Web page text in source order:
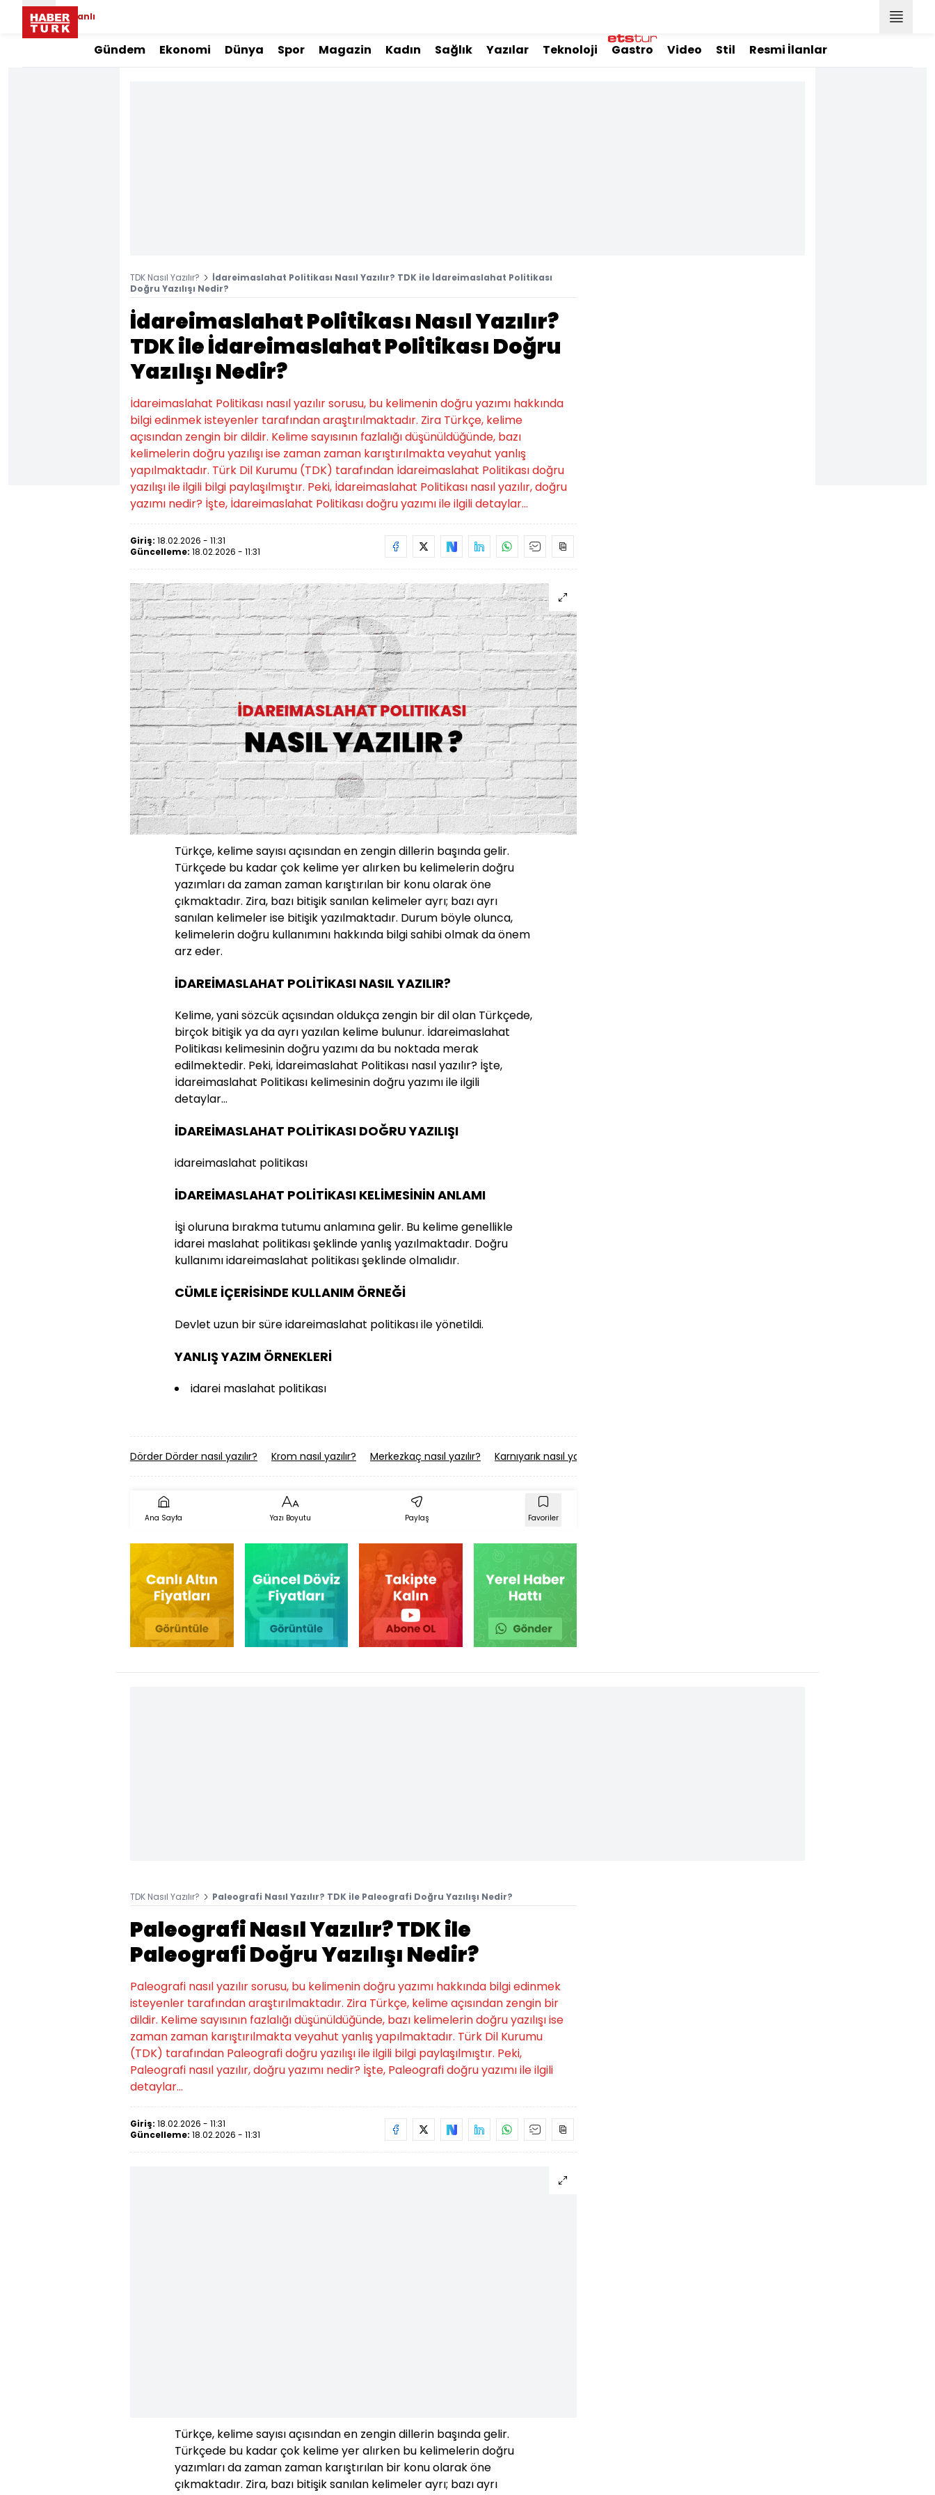
Canlı
Gündem Ekonomi Dünya Spor Magazin Kadın Sağlık Yazılar Teknoloji Gastro Video Stil Resmi İlanlar
TDK Nasıl Yazılır?
İdareimaslahat Politikası Nasıl Yazılır? TDK ile İdareimaslahat Politikası
Doğru Yazılışı Nedir?
İdareimaslahat Politikası Nasıl Yazılır?
TDK ile İdareimaslahat Politikası Doğru
Yazılışı Nedir?
İdareimaslahat Politikası nasıl yazılır sorusu, bu kelimenin doğru yazımı hakkında
bilgi edinmek isteyenler tarafından araştırılmaktadır. Zira Türkçe, kelime
açısından zengin bir dildir. Kelime sayısının fazlalığı düşünüldüğünde, bazı
kelimelerin doğru yazılışı ise zaman zaman karıştırılmakta veyahut yanlış
yapılmaktadır. Türk Dil Kurumu (TDK) tarafından İdareimaslahat Politikası doğru
yazılışı ile ilgili bilgi paylaşılmıştır. Peki, İdareimaslahat Politikası nasıl yazılır, doğru
yazımı nedir? İşte, İdareimaslahat Politikası doğru yazımı ile ilgili detaylar...
Giriş: 18.02.2026 - 11:31
Güncelleme: 18.02.2026 - 11:31
Türkçe, kelime sayısı açısından en zengin dillerin başında gelir.
Türkçede bu kadar çok kelime yer alırken bu kelimelerin doğru
yazımları da zaman zaman karıştırılan bir konu olarak öne
çıkmaktadır. Zira, bazı bitişik sanılan kelimeler ayrı; bazı ayrı
sanılan kelimeler ise bitişik yazılmaktadır. Durum böyle olunca,
kelimelerin doğru kullanımını hakkında bilgi sahibi olmak da önem
arz eder.
İDAREİMASLAHAT POLİTİKASI NASIL YAZILIR?
Kelime, yani sözcük açısından oldukça zengin bir dil olan Türkçede,
birçok bitişik ya da ayrı yazılan kelime bulunur. İdareimaslahat
Politikası kelimesinin doğru yazımı da bu noktada merak
edilmektedir. Peki, İdareimaslahat Politikası nasıl yazılır? İşte,
İdareimaslahat Politikası kelimesinin doğru yazımı ile ilgili
detaylar…
İDAREİMASLAHAT POLİTİKASI DOĞRU YAZILIŞI
idareimaslahat politikası
İDAREİMASLAHAT POLİTİKASI KELİMESİNİN ANLAMI
İşi oluruna bırakma tutumu anlamına gelir. Bu kelime genellikle
idarei maslahat politikası şeklinde yanlış yazılmaktadır. Doğru
kullanımı idareimaslahat politikası şeklinde olmalıdır.
CÜMLE İÇERİSİNDE KULLANIM ÖRNEĞİ
Devlet uzun bir süre idareimaslahat politikası ile yönetildi.
YANLIŞ YAZIM ÖRNEKLERİ
idarei maslahat politikası
Dörder Dörder nasıl yazılır? Krom nasıl yazılır? Merkezkaç nasıl yazılır? Karnıyarık nasıl yazılır?
Ana Sayfa Yazı Boyutu Paylaş Favoriler
TDK Nasıl Yazılır? Paleografi Nasıl Yazılır? TDK ile Paleografi Doğru Yazılışı Nedir?
Paleografi Nasıl Yazılır? TDK ile
Paleografi Doğru Yazılışı Nedir?
Paleografi nasıl yazılır sorusu, bu kelimenin doğru yazımı hakkında bilgi edinmek
isteyenler tarafından araştırılmaktadır. Zira Türkçe, kelime açısından zengin bir
dildir. Kelime sayısının fazlalığı düşünüldüğünde, bazı kelimelerin doğru yazılışı ise
zaman zaman karıştırılmakta veyahut yanlış yapılmaktadır. Türk Dil Kurumu
(TDK) tarafından Paleografi doğru yazılışı ile ilgili bilgi paylaşılmıştır. Peki,
Paleografi nasıl yazılır, doğru yazımı nedir? İşte, Paleografi doğru yazımı ile ilgili
detaylar...
Giriş: 18.02.2026 - 11:31
Güncelleme: 18.02.2026 - 11:31
Türkçe, kelime sayısı açısından en zengin dillerin başında gelir.
Türkçede bu kadar çok kelime yer alırken bu kelimelerin doğru
yazımları da zaman zaman karıştırılan bir konu olarak öne
çıkmaktadır. Zira, bazı bitişik sanılan kelimeler ayrı; bazı ayrı